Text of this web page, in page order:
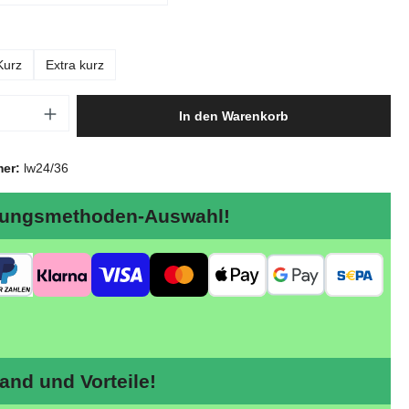
Extra kurz
Anzahl: Gib den gewünschten Wert ein
In den Warenkorb
lw24/36
Auswahl!
und Vorteile!